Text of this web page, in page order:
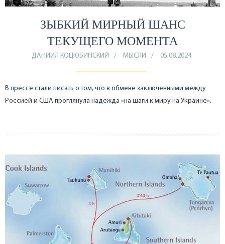
ЗЫБКИЙ МИРНЫЙ ШАНС
ТЕКУЩЕГО МОМЕНТА
ДАНИИЛ КОЦЮБИНСКИЙ МЫСЛИ 05.08.2024
В прессе стали писать о том, что в обмене заключенными между
Россией и США проглянула надежда «на шаги к миру на Украине».